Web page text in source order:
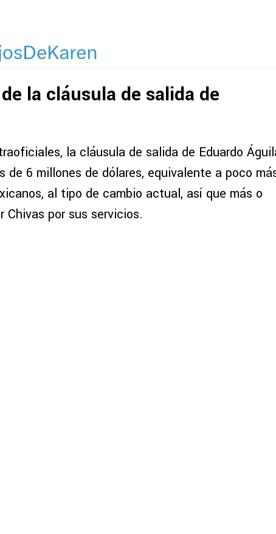
la cláusula de salida de
la cláusula de salida de Eduardo
6 millones de dólares, equivalente a poco
al tipo de cambio actual, así que más o
Chivas por sus servicios.